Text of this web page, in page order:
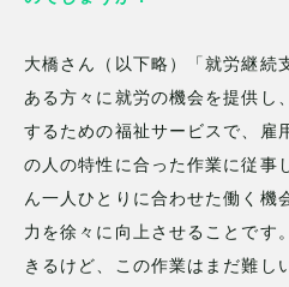
大橋さん（以下略）「就労継続
ある方々に就労の機会を提供し
するための福祉サービスで、雇
の人の特性に合った作業に従事
ん一人ひとりに合わせた働く機
力を徐々に向上させることです
きるけど、この作業はまだ難し